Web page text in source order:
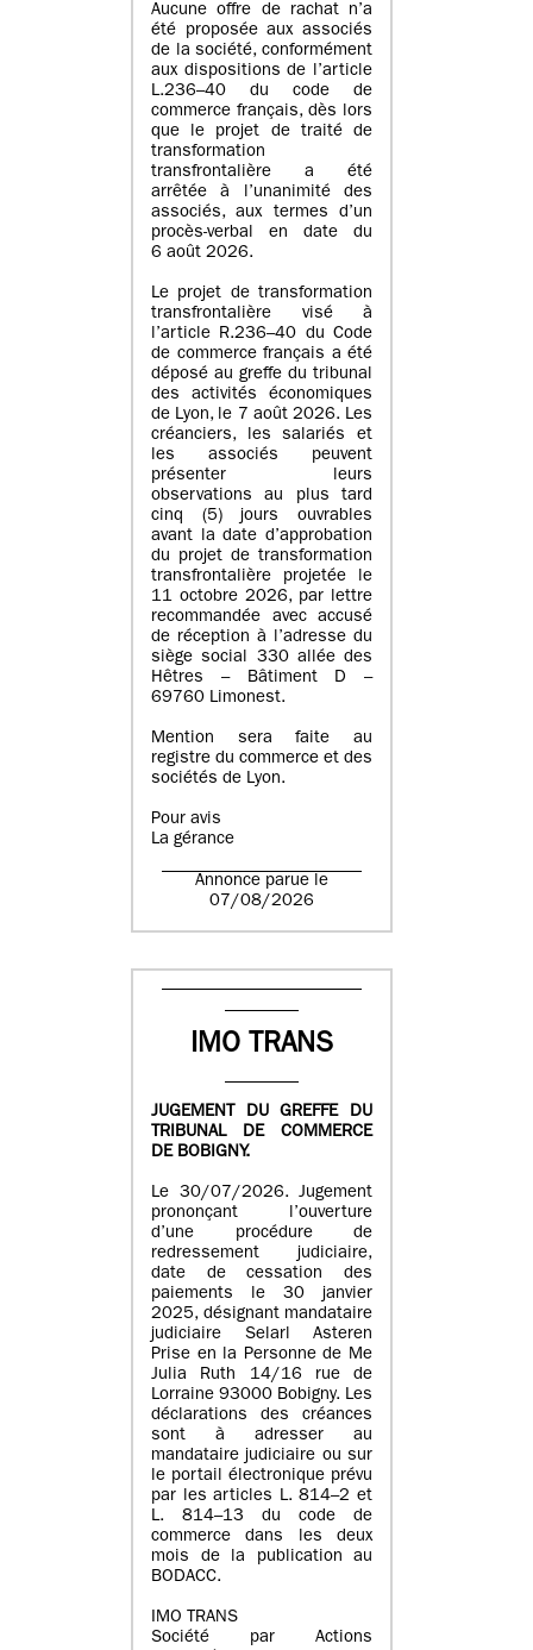
Aucune offre de rachat n’a
été proposée aux associés
de la société, conformément
aux dispositions de l’article
L.236–40 du code de
commerce français, dès lors
que le projet de traité de
transformation
transfrontalière a été
arrêtée à l’unanimité des
associés, aux termes d’un
procès-verbal en date du
6 août 2026.
Le projet de transformation
transfrontalière visé à
l’article R.236–40 du Code
de commerce français a été
déposé au greffe du tribunal
des activités économiques
de Lyon, le 7 août 2026. Les
créanciers, les salariés et
les associés peuvent
présenter leurs
observations au plus tard
cinq (5) jours ouvrables
avant la date d’approbation
du projet de transformation
transfrontalière projetée le
11 octobre 2026, par lettre
recommandée avec accusé
de réception à l’adresse du
siège social 330 allée des
Hêtres – Bâtiment D –
69760 Limonest.
Mention sera faite au
registre du commerce et des
sociétés de Lyon.
Pour avis
La gérance
Annonce parue le
07/08/2026
IMO TRANS
JUGEMENT DU GREFFE DU
TRIBUNAL DE COMMERCE
DE BOBIGNY.
Le 30/07/2026. Jugement
prononçant l’ouverture
d’une procédure de
redressement judiciaire,
date de cessation des
paiements le 30 janvier
2025, désignant mandataire
judiciaire Selarl Asteren
Prise en la Personne de Me
Julia Ruth 14/16 rue de
Lorraine 93000 Bobigny. Les
déclarations des créances
sont à adresser au
mandataire judiciaire ou sur
le portail électronique prévu
par les articles L. 814–2 et
L. 814–13 du code de
commerce dans les deux
mois de la publication au
BODACC.
IMO TRANS
Société par Actions